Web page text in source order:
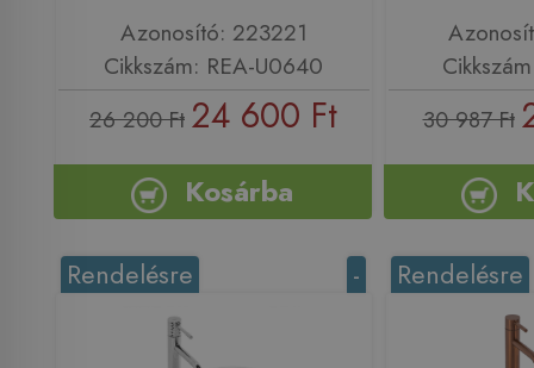
Azonosító: 223221
Cikkszám: REA-U0640
26 200 Ft 24 600 Ft
Kosárba
30 987 Ft
-
Rendelésre Rendelésre